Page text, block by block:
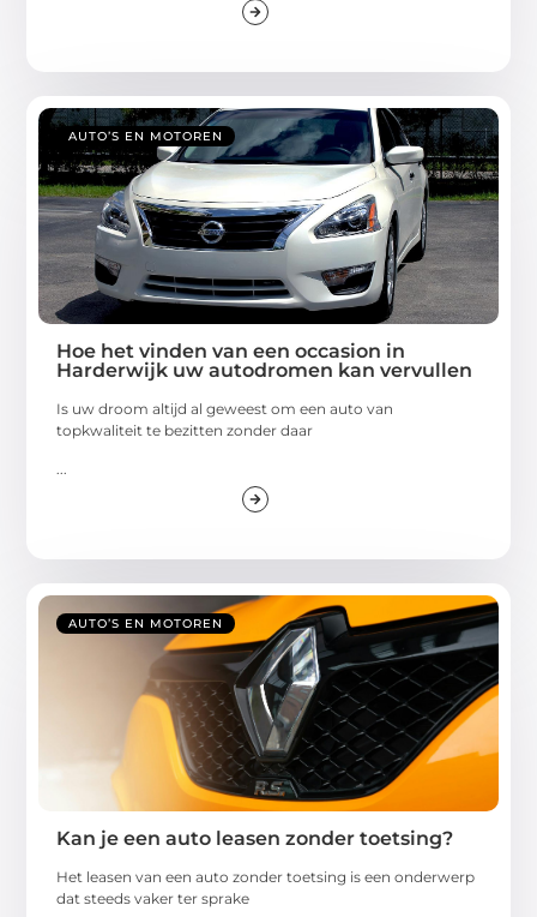
AUTO’S EN MOTOREN
Hoe het vinden van een occasion in
Harderwijk uw autodromen kan vervullen
Is uw droom altijd al geweest om een auto van
topkwaliteit te bezitten zonder daar
...
AUTO’S EN MOTOREN
Kan je een auto leasen zonder toetsing?
Het leasen van een auto zonder toetsing is een onderwerp
dat steeds vaker ter sprake